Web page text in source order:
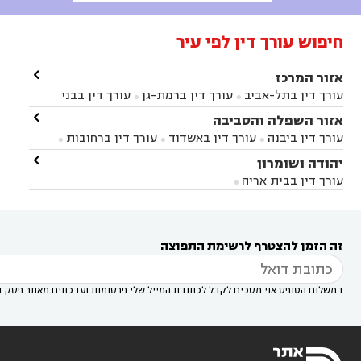
חיפוש עורך דין לפי עיר
אזור המרכז
עורך דין בתל-אביב  עורך דין ברמת-גן 
עורך דין בבני
ברק עורך דין בפתח תקווה עורך דין בראשון לציון
עורך דין ברחובות עורך דין בנס ציונה
במודיעין
עורך דין בהרצליה עורך דין בחולון
עורך
דין בקרית אונו
אונו
עורך דין בבת ים
דין בשוהם 

אזור השפלה והסביבה
עורך דין ביבנה  עורך דין באשדוד  עורך דין ברחובות 
עורך דין בראשון לציון עורך דין במודיעין
עורך דין
בבאר יעקב
עורך דין בגדרה

יהודה ושומרון
עורך דין בבית אריה 

זה הזמן להצטרף לרשימת התפוצה
במשלוח הטופס אני מסכים לקבל לכתובת המייל שלי פרסומות ועדכונים מאתר פסק